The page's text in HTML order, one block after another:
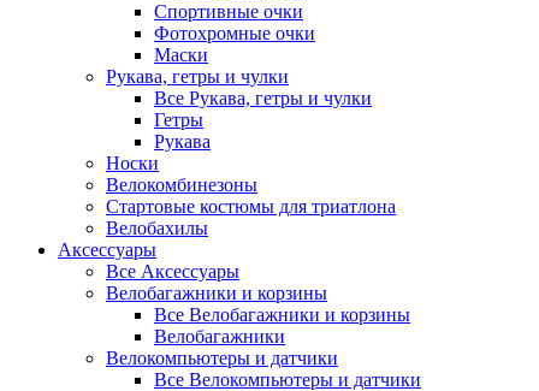
Спортивные очки
Фотохромные очки
Маски
Рукава, гетры и чулки
Все Рукава, гетры и чулки
Гетры
Рукава
Носки
Велокомбинезоны
Стартовые костюмы для триатлона
Велобахилы
Аксессуары
Все Аксессуары
Велобагажники и корзины
Все Велобагажники и корзины
Велобагажники
Велокомпьютеры и датчики
Все Велокомпьютеры и датчики